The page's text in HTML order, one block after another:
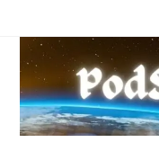
para
conteúdo